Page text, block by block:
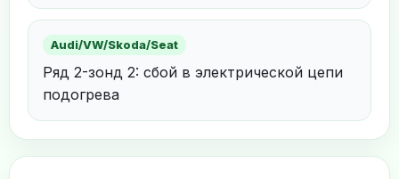
Audi/VW/Skoda/Seat
Ряд 2-зонд 2: сбой в электрической цепи
подогрева